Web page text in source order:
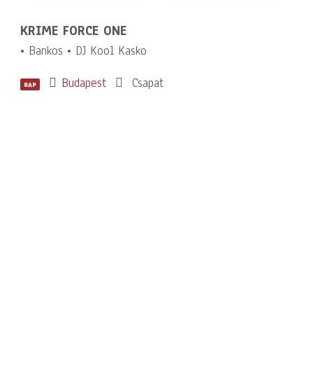
KRIME FORCE ONE
• Bankos • DJ Kool Kasko
RAP Budapest Csapat